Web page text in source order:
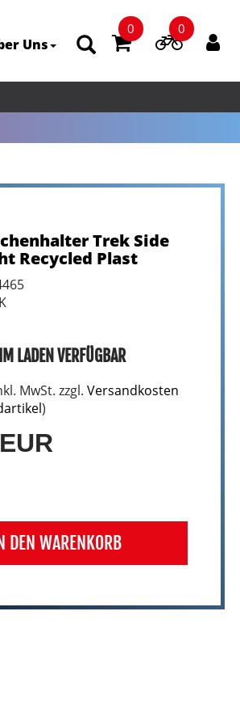
0 0
Uns
Trek Side
Recycled Plast
LADEN VERFÜGBAR
MwSt. zzgl. Versandkosten
)
DEN WARENKORB